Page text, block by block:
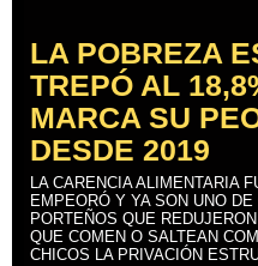
LA POBREZA
TREPÓ AL
MARCA SU
DESDE 2019
LA CARENCIA ALIMENTARIA
EMPEORÓ Y YA SON UNO
PORTEÑOS QUE
QUE COMEN O SALTEAN
CHICOS LA PRIVACIÓN